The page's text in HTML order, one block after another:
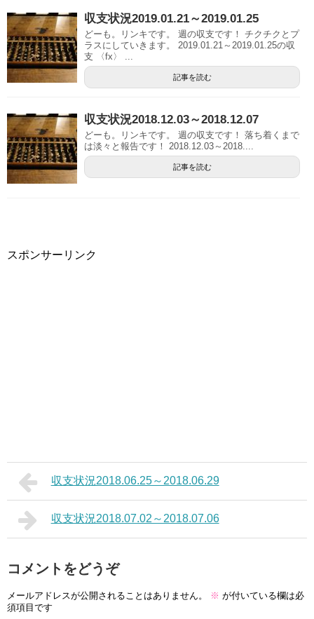
収支状況2019.01.21～2019.01.25
どーも。リンキです。 週の収支です！ チクチクとプ
ラスにしていきます。 2019.01.21～2019.01.25の収
支 〈fx〉 ...
記事を読む
収支状況2018.12.03～2018.12.07
どーも。リンキです。 週の収支です！ 落ち着くまで
は淡々と報告です！ 2018.12.03～2018....
記事を読む
スポンサーリンク
収支状況2018.06.25～2018.06.29
収支状況2018.07.02～2018.07.06
コメントをどうぞ
メールアドレスが公開されることはありません。 ※ が付いている欄は必
須項目です